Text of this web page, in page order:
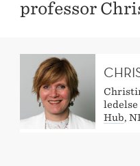
professor
Hub,